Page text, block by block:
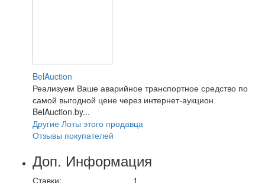
BelAuction
Реализуем Ваше аварийное транспортное средство по
самой выгодной цене через интернет-аукцион
BelAuction.by...
Другие Лоты этого продавца
Отзывы покупателей
Доп. Информация
Ставки:
1